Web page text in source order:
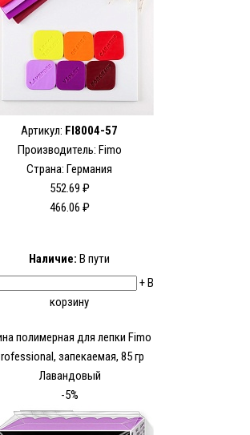
Артикул: FI8004-57
Производитель: Fimo
Страна: Германия
552.69 ₽
466.06 ₽
Наличие: В пути
+В
корзину
полимерная для лепки Fimo
запекаемая, 85 гр
Лавандовый
-5%